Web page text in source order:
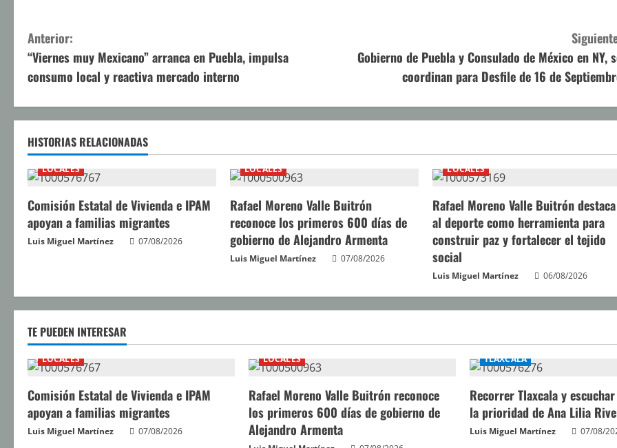
S
i
g
u
e
l
e
y
n
d
o
Anterior:
“Viernes muy Mexicano” arranca en Puebla, impulsa
consumo local y reactiva mercado interno
Gobierno de Puebla y Consulado de México en NY,
coordinan para Desfile de 16 de
HISTORIAS RELACIONADAS
LOCALES
Comisión Estatal de Vivienda e IPAM
apoyan a familias migrantes
Luis Miguel Martínez 07/08/2026
LOCALES
Rafael Moreno Valle Buitrón
reconoce los primeros 600 días de
gobierno de Alejandro Armenta
Luis Miguel Martínez 07/08/2026
LOCALES
Rafael Moreno Valle Buitrón destaca
al deporte como herramienta para
construir paz y fortalecer el tejido
social
Luis Miguel Martínez 06/08/2026
TE PUEDEN INTERESAR
LOCALES
Comisión Estatal de Vivienda e IPAM
apoyan a familias migrantes
Luis Miguel Martínez 07/08/2026
LOCALES
Rafael Moreno Valle Buitrón reconoce
los primeros 600 días de gobierno de
Alejandro Armenta
TLAXCALA
Recorrer Tlaxcala y
la prioridad de Ana Lilia
Luis Miguel Martínez 07/08/